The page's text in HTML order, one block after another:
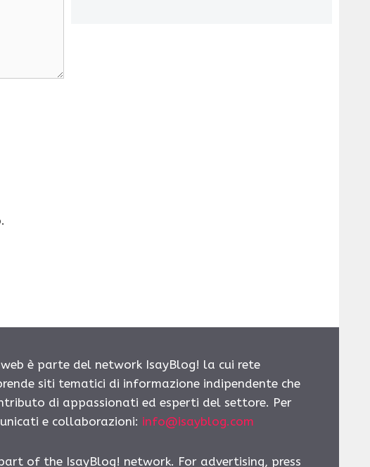
è parte del network IsayBlog! la cui rete
siti tematici di informazione indipendente che
di appassionati ed esperti del settore. Per
e collaborazioni: info@isayblog.com
of the IsayBlog! network. For advertising, press